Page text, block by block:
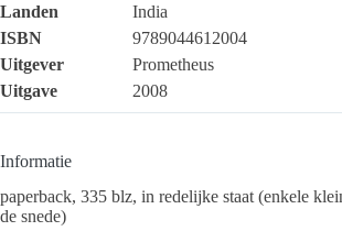
Landen
India
ISBN
9789044612004
Uitgever
Prometheus
Uitgave
2008
Informatie
paperback, 335 blz, in redelijke staat (enkele
de snede)